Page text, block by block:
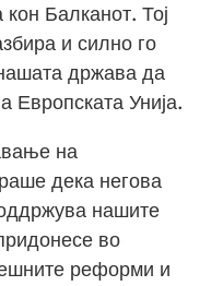
кон Балканот. Тој
и силно го
држава да
Европската Унија.
на
дека негова
нашите
во
реформи и